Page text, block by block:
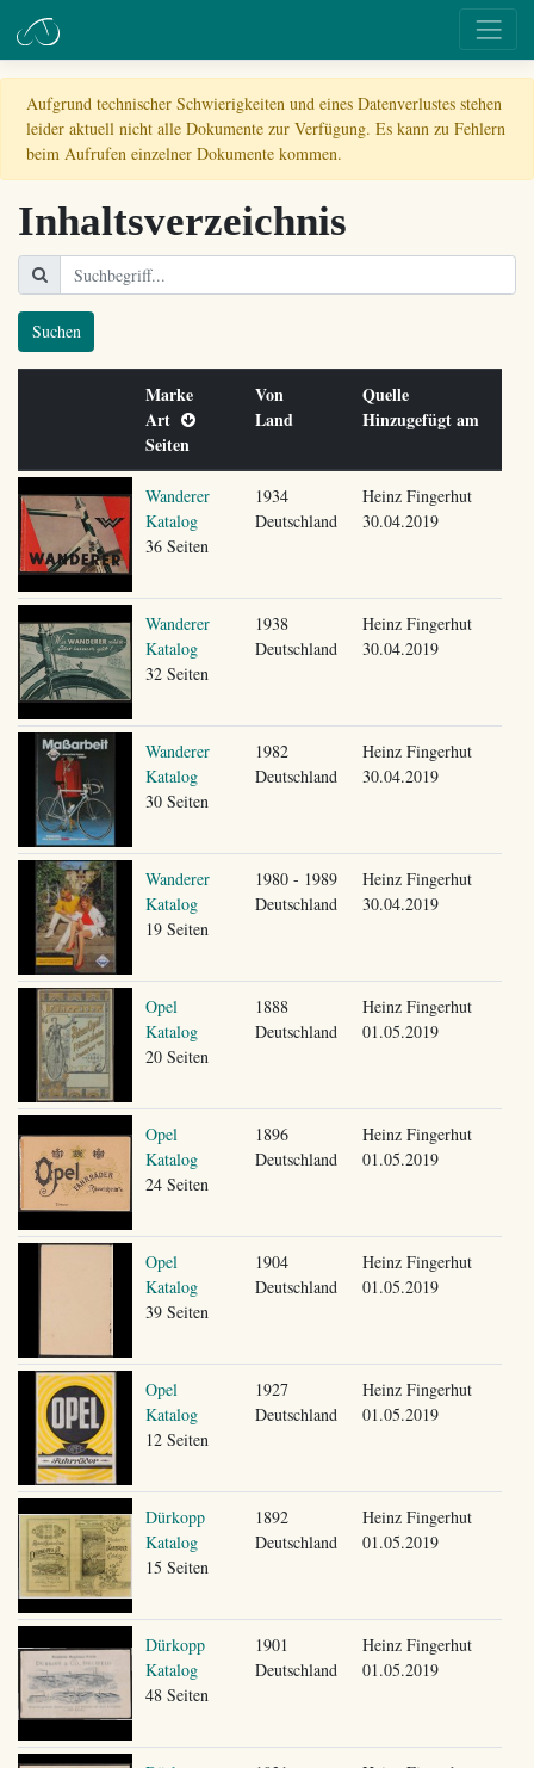
Aufgrund technischer Schwierigkeiten und eines Datenverlustes stehen
leider aktuell nicht alle Dokumente zur Verfügung. Es kann zu Fehlern
beim Aufrufen einzelner Dokumente kommen.
Inhaltsverzeichnis
Suchen
Marke
Art
Seiten
Von
Land
Quelle
Hinzugefügt am
Wanderer
Katalog
36 Seiten
1934
Deutschland
Heinz Fingerhut
30.04.2019
Wanderer
Katalog
32 Seiten
1938
Deutschland
Heinz Fingerhut
30.04.2019
Wanderer
Katalog
30 Seiten
1982
Deutschland
Heinz Fingerhut
30.04.2019
Wanderer
Katalog
19 Seiten
1980 - 1989
Deutschland
Heinz Fingerhut
30.04.2019
Opel
Katalog
20 Seiten
1888
Deutschland
Heinz Fingerhut
01.05.2019
Opel
Katalog
24 Seiten
1896
Deutschland
Heinz Fingerhut
01.05.2019
Opel
Katalog
39 Seiten
1904
Deutschland
Heinz Fingerhut
01.05.2019
Opel
Katalog
12 Seiten
1927
Deutschland
Heinz Fingerhut
01.05.2019
Dürkopp
Katalog
15 Seiten
1892
Deutschland
Heinz Fingerhut
01.05.2019
Dürkopp
Katalog
48 Seiten
1901
Deutschland
Heinz Fingerhut
01.05.2019